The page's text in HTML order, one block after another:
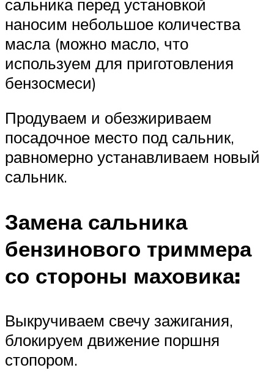
сальника перед установкой
наносим небольшое количества
масла (можно масло, что
используем для приготовления
бензосмеси)
Продуваем и обезжириваем
посадочное место под сальник,
равномерно устанавливаем новый
сальник.
Замена сальника
бензинового триммера
со стороны маховика:
Выкручиваем свечу зажигания,
блокируем движение поршня
стопором.